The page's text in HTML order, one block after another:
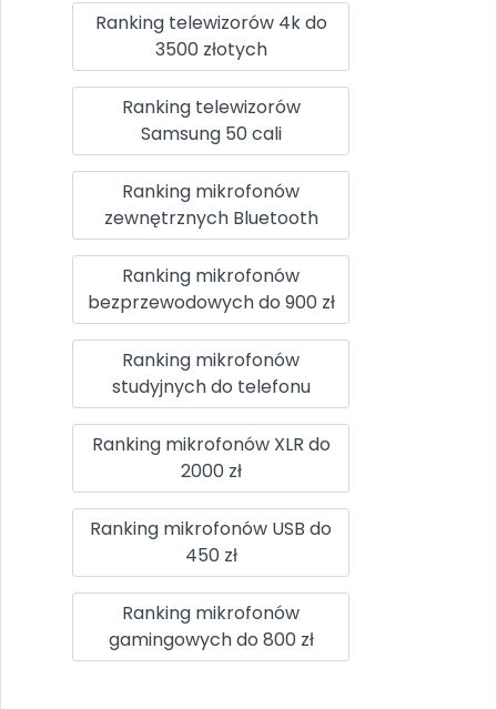
Ranking telewizorów 4k do
3500 złotych
Ranking telewizorów
Samsung 50 cali
Ranking mikrofonów
zewnętrznych Bluetooth
Ranking mikrofonów
bezprzewodowych do 900 zł
Ranking mikrofonów
studyjnych do telefonu
Ranking mikrofonów XLR do
2000 zł
Ranking mikrofonów USB do
450 zł
Ranking mikrofonów
gamingowych do 800 zł